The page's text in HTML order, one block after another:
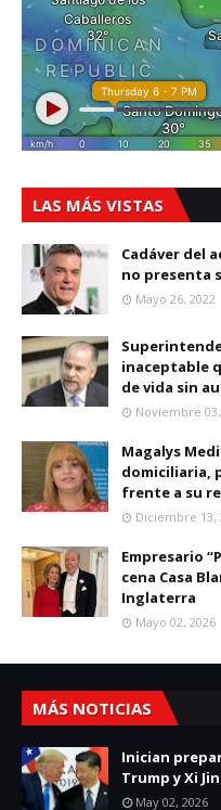
LAS MÁS VISTAS
Cadáver del
no presenta
Mayo 26, 2022
inaceptable
de vida sin
Noviembre 03,
Magalys
domiciliaria,
frente a su
Diciembre 13,
Empresario
cena Casa
Inglaterra
Mayo 02, 2026
MÁS NOTICIAS
Inician
Trump y Xi
May 02, 2026